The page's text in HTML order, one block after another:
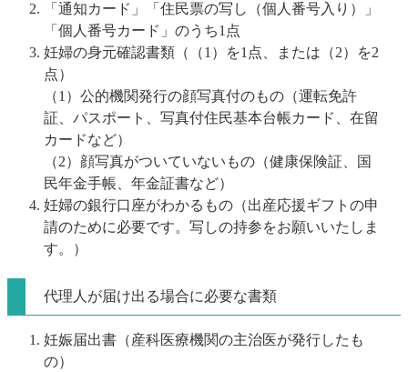
「通知カード」「住民票の写し（個人番号入り）」
「個人番号カード」のうち1点
妊婦の身元確認書類（（1）を1点、または（2）を2
点）
（1）公的機関発行の顔写真付のもの（運転免許
証、パスポート、写真付住民基本台帳カード、在留
カードなど）
（2）顔写真がついていないもの（健康保険証、国
民年金手帳、年金証書など）
妊婦の銀行口座がわかるもの（出産応援ギフトの申
請のために必要です。写しの持参をお願いいたしま
す。）
代理人が届け出る場合に必要な書類
妊娠届出書（産科医療機関の主治医が発行したも
の）